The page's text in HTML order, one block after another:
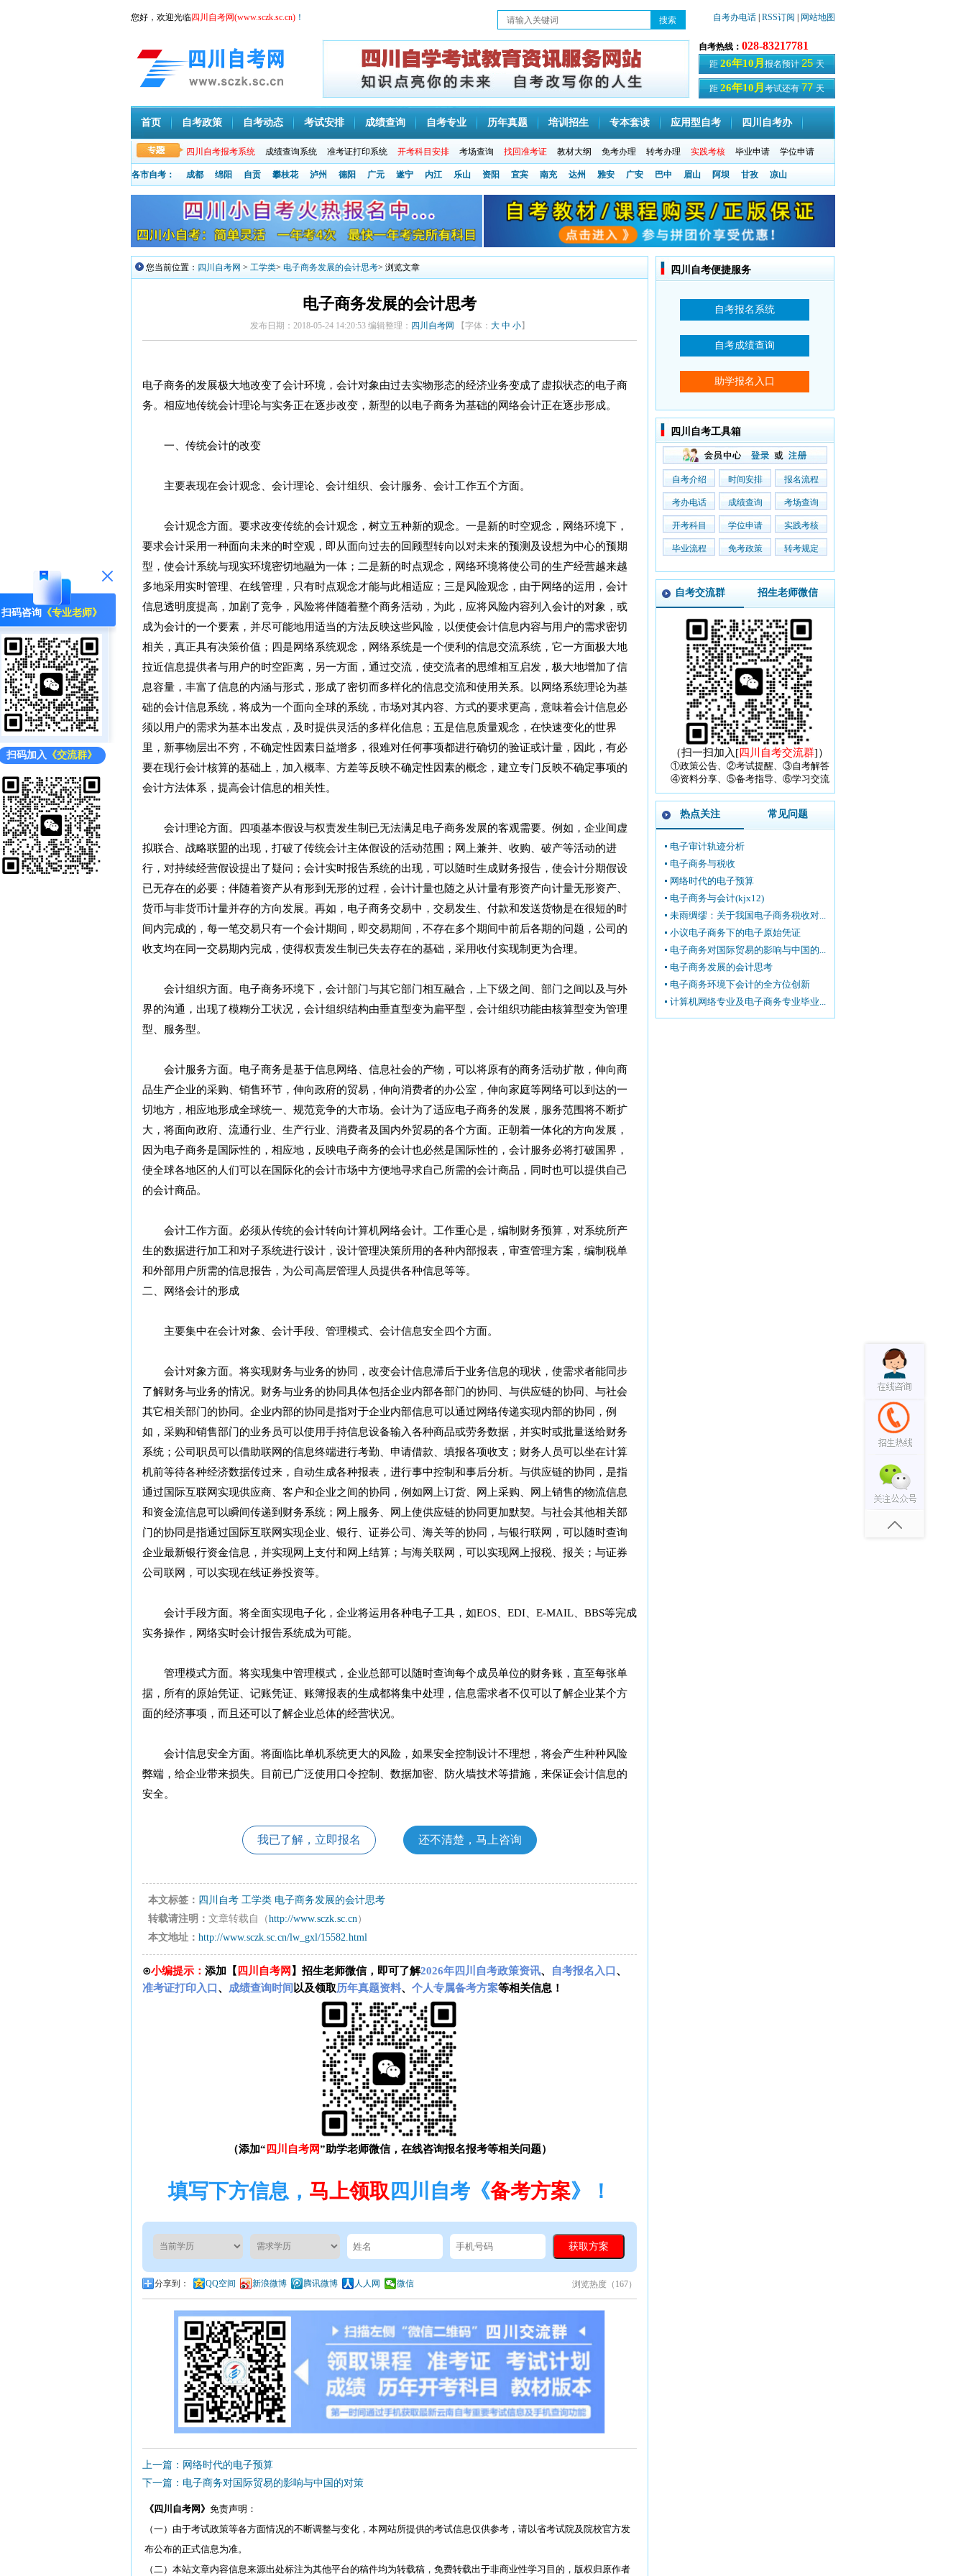
扫码咨询 《专业老师》
扫码加入 《交流群》
您好，欢迎光临四川自考网(www.sczk.sc.cn) ！ 自考办电话 RSS订阅 网站地图
自考热线： 028-83217781
距 26年10月 报名预计 25 天
距 26年10月 考试还有 77 天
首页 自考政策 自考动态 考试安排 成绩查询 自考专业 历年真题 培训招生 专本套读 应用型自考 四川自考办
四川自考报考系统 成绩查询系统 准考证打印系统 开考科目安排 考场查询 找回准考证 教材大纲 免考办理 转考办理 实践考核 毕业申请 学位申请
各市自考： 成都 绵阳 自贡 攀枝花 泸州 德阳 广元 遂宁 内江 乐山 资阳 宜宾 南充 达州 雅安 广安 巴中 眉山 阿坝 甘孜 凉山
您当前位置： 四川自考网 > 工学类> 电子商务发展的会计思考> 浏览文章
电子商务发展的会计思考
发布日期：2018-05-24 14:20:53 编辑整理： 四川自考网 【字体： 大 中 小】
电子商务的发展极大地改变了会计环境，会计对象由过去实物形态的经济业务变成了虚拟状态的电子商
务。相应地传统会计理论与实务正在逐步改变，新型的以电子商务为基础的网络会计正在逐步形成。
一、传统会计的改变
主要表现在会计观念、会计理论、会计组织、会计服务、会计工作五个方面。
会计观念方面。要求改变传统的会计观念，树立五种新的观念。一是新的时空观念，网络环境下，
要求会计采用一种面向未来的时空观，即从面向过去的回顾型转向以对未来的预测及设想为中心的预期
型，使会计系统与现实环境密切地融为一体；二是新的时点观念，网络环境将使公司的生产经营越来越
多地采用实时管理、在线管理，只有时点观念才能与此相适应；三是风险观念，由于网络的运用，会计
信息透明度提高，加剧了竞争，风险将伴随着整个商务活动，为此，应将风险内容列入会计的对象，或
成为会计的一个要素，并尽可能地用适当的方法反映这些风险，以便使会计信息内容与用户的需求密切
相关，真正具有决策价值；四是网络系统观念，网络系统是一个便利的信息交流系统，它一方面极大地
拉近信息提供者与用户的时空距离，另一方面，通过交流，使交流者的思维相互启发，极大地增加了信
息容量，丰富了信息的内涵与形式，形成了密切而多样化的信息交流和使用关系。以网络系统理论为基
础的会计信息系统，将成为一个面向全球的系统，市场对其内容、方式的要求更高，意味着会计信息必
须以用户的需求为基本出发点，及时提供灵活的多样化信息；五是信息质量观念，在快速变化的世界
里，新事物层出不穷，不确定性因素日益增多，很难对任何事项都进行确切的验证或计量，因此，有必
要在现行会计核算的基础上，加入概率、方差等反映不确定性因素的概念，建立专门反映不确定事项的
会计方法体系，提高会计信息的相关性。
会计理论方面。四项基本假设与权责发生制已无法满足电子商务发展的客观需要。例如，企业间虚
拟联合、战略联盟的出现，打破了传统会计主体假设的活动范围；网上兼并、收购、破产等活动的进
行，对持续经营假设提出了疑问；会计实时报告系统的出现，可以随时生成财务报告，使会计分期假设
已无存在的必要；伴随着资产从有形到无形的过程，会计计量也随之从计量有形资产向计量无形资产、
货币与非货币计量并存的方向发展。再如，电子商务交易中，交易发生、付款和发送货物是在很短的时
间内完成的，每一笔交易只有一个会计期间，即交易期间，不存在多个期间中前后各期的问题，公司的
收支均在同一交易期内完成，使得权责发生制已失去存在的基础，采用收付实现制更为合理。
会计组织方面。电子商务环境下，会计部门与其它部门相互融合，上下级之间、部门之间以及与外
界的沟通，出现了模糊分工状况，会计组织结构由垂直型变为扁平型，会计组织功能由核算型变为管理
型、服务型。
会计服务方面。电子商务是基于信息网络、信息社会的产物，可以将原有的商务活动扩散，伸向商
品生产企业的采购、销售环节，伸向政府的贸易，伸向消费者的办公室，伸向家庭等网络可以到达的一
切地方，相应地形成全球统一、规范竞争的大市场。会计为了适应电子商务的发展，服务范围将不断扩
大，将面向政府、流通行业、生产行业、消费者及国内外贸易的各个方面。正朝着一体化的方向发展，
因为电子商务是国际性的，相应地，反映电子商务的会计也必然是国际性的，会计服务必将打破国界，
使全球各地区的人们可以在国际化的会计市场中方便地寻求自己所需的会计商品，同时也可以提供自己
的会计商品。
会计工作方面。必须从传统的会计转向计算机网络会计。工作重心是，编制财务预算，对系统所产
生的数据进行加工和对子系统进行设计，设计管理决策所用的各种内部报表，审查管理方案，编制税单
和外部用户所需的信息报告，为公司高层管理人员提供各种信息等等。
二、网络会计的形成
主要集中在会计对象、会计手段、管理模式、会计信息安全四个方面。
会计对象方面。将实现财务与业务的协同，改变会计信息滞后于业务信息的现状，使需求者能同步
了解财务与业务的情况。财务与业务的协同具体包括企业内部各部门的协同、与供应链的协同、与社会
其它相关部门的协同。企业内部的协同是指对于企业内部信息可以通过网络传递实现内部的协同，例
如，采购和销售部门的业务员可以使用手持信息设备输入各种商品或劳务数据，并实时或批量送给财务
系统；公司职员可以借助联网的信息终端进行考勤、申请借款、填报各项收支；财务人员可以坐在计算
机前等待各种经济数据传过来，自动生成各种报表，进行事中控制和事后分析。与供应链的协同，是指
通过国际互联网实现供应商、客户和企业之间的协同，例如网上订货、网上采购、网上销售的物流信息
和资金流信息可以瞬间传递到财务系统；网上服务、网上使供应链的协同更加默契。与社会其他相关部
门的协同是指通过国际互联网实现企业、银行、证券公司、海关等的协同，与银行联网，可以随时查询
企业最新银行资金信息，并实现网上支付和网上结算；与海关联网，可以实现网上报税、报关；与证券
公司联网，可以实现在线证券投资等。
会计手段方面。将全面实现电子化，企业将运用各种电子工具，如EOS、EDI、E-MAIL、BBS等完成
实务操作，网络实时会计报告系统成为可能。
管理模式方面。将实现集中管理模式，企业总部可以随时查询每个成员单位的财务账，直至每张单
据，所有的原始凭证、记账凭证、账簿报表的生成都将集中处理，信息需求者不仅可以了解企业某个方
面的经济事项，而且还可以了解企业总体的经营状况。
会计信息安全方面。将面临比单机系统更大的风险，如果安全控制设计不理想，将会产生种种风险
弊端，给企业带来损失。目前已广泛使用口令控制、数据加密、防火墙技术等措施，来保证会计信息的
安全。
我已了解，立即报名 还不清楚，马上咨询
本文标签： 四川自考 工学类 电子商务发展的会计思考
转载请注明： 文章转载自（http://www.sczk.sc.cn）
本文地址： http://www.sczk.sc.cn/lw_gxl/15582.html
⊙小编提示： 添加【 四川自考网 】招生老师微信，即可了解2026年四川自考政策资讯、 自考报名入口 、
准考证打印入口 、 成绩查询时间 以及领取历年真题资料、 个人专属备考方案等相关信息！
（添加“ 四川自考网”助学老师微信，在线咨询报名报考等相关问题）
填写下方信息， 马上领取 四川自考《备考方案》！
分享到： QQ空间 新浪微博 腾讯微博 人人网 微信 浏览热度（ 167）
上一篇：网络时代的电子预算
下一篇：电子商务对国际贸易的影响与中国的对策
《四川自考网》 免责声明：
（一）由于考试政策等各方面情况的不断调整与变化，本网站所提供的考试信息仅供参考，请以省考试院及院校官方发
布公布的正式信息为准。
（二）本站文章内容信息来源出处标注为其他平台的稿件均为转载稿，免费转载出于非商业性学习目的，版权归原作者
四川自考便捷服务
四川自考工具箱
自考介绍 时间安排 报名流程
考办电话 成绩查询 考场查询
开考科目 学位申请 实践考核
毕业流程 免考政策 转考规定
自考交流群 招生老师微信
（扫一扫加入[四川自考交流群]）
①政策公告、②考试提醒、③自考解答
④资料分享、⑤备考指导、⑥学习交流
热点关注 常见问题
电子审计轨迹分析
电子商务与税收
网络时代的电子预算
电子商务与会计(kjx12)
未雨绸缪：关于我国电子商务税收对...
小议电子商务下的电子原始凭证
电子商务对国际贸易的影响与中国的...
电子商务发展的会计思考
电子商务环境下会计的全方位创新
计算机网络专业及电子商务专业毕业...